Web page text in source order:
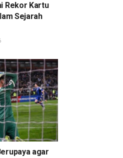
Rekor Kartu
Sejarah
agar